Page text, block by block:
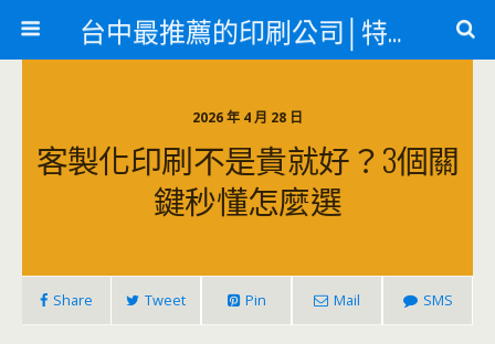
台中最推薦的印刷公司│特殊印刷各類轉印
2026 年 4 月 28 日
客製化印刷不是貴就好？3個關
鍵秒懂怎麼選
Share Tweet Pin Mail SMS